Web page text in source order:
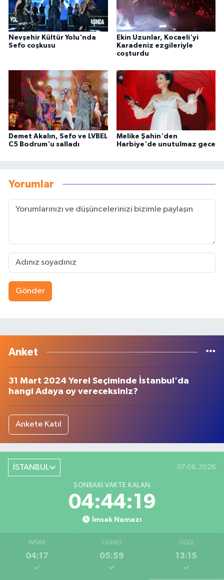
Nevşehir Kültür Yolu'nda
Sefo coşkusu
Ekin Uzunlar, Kocaeli'yi
Karadeniz ezgileriyle
coşturdu
Demet Akalın, Sefo ve LVBEL
C5 Bodrum'u salladı
Melike Şahin'den
Harbiye'de unutulmaz gece
Yorumlar
Gönder
Anket
31 Mart 2024 Yerel Seçiminde İstanbul'da
hangi Adaya oy vereceksiniz?
Ankete Katıl
İSTANBUL 07.08.2026
SONRAKI VAKTE KALAN
04:44:18
İmsak Namazı
İMSAK
04:17
GÜNEŞ
05:59
ÖĞLE
13:15